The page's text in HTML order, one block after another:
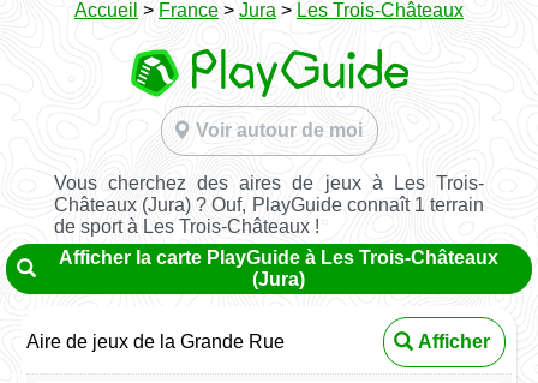
Accueil > France > Jura > Les Trois-Châteaux
Voir autour de moi
Vous cherchez des aires de jeux à Les Trois-
Châteaux (Jura) ? Ouf, PlayGuide connaît 1 terrain
de sport à Les Trois-Châteaux !
Afficher la carte PlayGuide à Les Trois-Châteaux
(Jura)
Aire de jeux de la Grande Rue Afficher